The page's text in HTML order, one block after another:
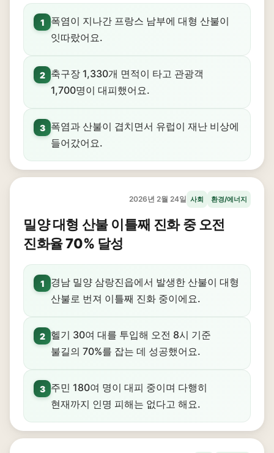
1
폭염이 지나간 프랑스 남부에 대형 산불이
잇따랐어요.
2
축구장 1,330개 면적이 타고 관광객
1,700명이 대피했어요.
3
폭염과 산불이 겹치면서 유럽이 재난 비상에
들어갔어요.
2026년 2월 24일 사회 환경/에너지
밀양 대형 산불 이틀째 진화 중 오전
진화율 70% 달성
1
경남 밀양 삼랑진읍에서 발생한 산불이 대형
산불로 번져 이틀째 진화 중이에요.
2
헬기 30여 대를 투입해 오전 8시 기준
불길의 70%를 잡는 데 성공했어요.
3
주민 180여 명이 대피 중이며 다행히
현재까지 인명 피해는 없다고 해요.